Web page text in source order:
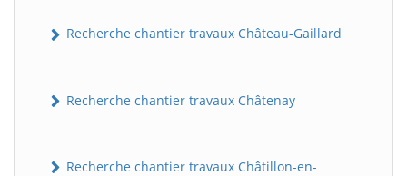
Recherche chantier travaux Château-Gaillard
Recherche chantier travaux Châtenay
Recherche chantier travaux Châtillon-en-